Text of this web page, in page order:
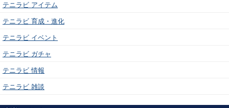
テニラビ アイテム
テニラビ 育成・進化
テニラビ イベント
テニラビ ガチャ
テニラビ 情報
テニラビ 雑談